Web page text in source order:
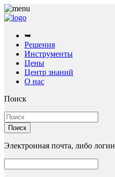
➥
Решения
Инструменты
Цены
Центр знаний
О нас
Поиск
Электронная почта, либо логин